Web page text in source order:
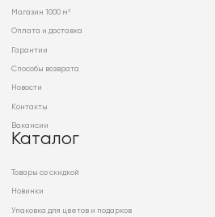
Магазин 1000 м²
Оплата и доставка
Гарантии
Способы возврата
Новости
Контакты
Вакансии
Каталог
Товары со скидкой
Новинки
Упаковка для цветов и подарков